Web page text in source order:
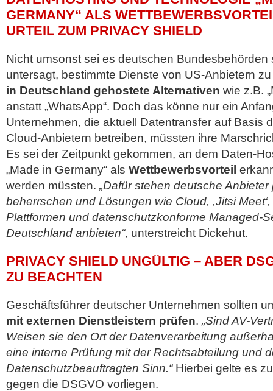
GERMANY“ ALS
URTEIL ZUM PRIVACY SHIELD
Nicht umsonst sei es deutschen Bundesbehörden
untersagt, bestimmte Dienste von US-Anbietern
in Deutschland gehostete Alternativen wie z.B.
anstatt „WhatsApp“. Doch das könne nur ein
Unternehmen, die aktuell Datentransfer auf Basis
Cloud-Anbietern betreiben, müssten ihre
Es sei der Zeitpunkt gekommen, an dem Daten-
„Made in Germany“ als Wettbewerbsvorteil
werden müssten. „Dafür stehen deutsche
beherrschen und Lösungen wie Cloud, ,Jitsi
Plattformen und datenschutzkonforme Managed-
Deutschland anbieten“, unterstreicht Dickehut.
PRIVACY SHIELD UNGÜLTIG – ABER
ZU BEACHTEN
Geschäftsführer deutscher Unternehmen sollten
mit externen Dienstleistern prüfen. „Sind AV-
Weisen sie den Ort der Datenverarbeitung
eine interne Prüfung mit der Rechtsabteilung und
Datenschutzbeauftragten Sinn.“Hierbei gelte es
gegen die DSGVO vorliegen.